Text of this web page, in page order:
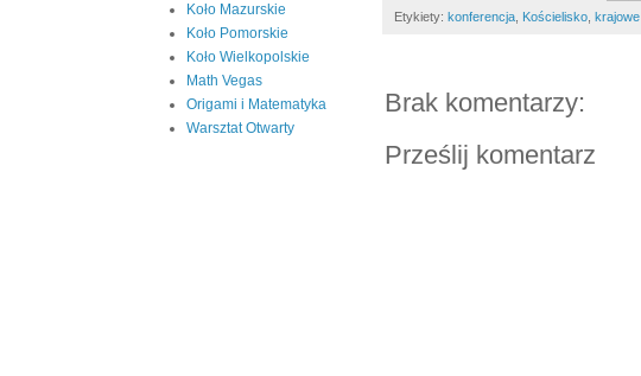
Etykiety: konferencja Kościelisko krajowe
Brak komentarzy:
Prześlij komentarz
Koło Mazurskie
Koło Pomorskie
Koło Wielkopolskie
Math Vegas
Origami i Matematyka
Warsztat Otwarty